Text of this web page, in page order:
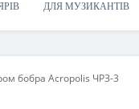
ДЛЯ МУЗИКАНТІВ
бобра Acropolis ЧРЗ-3